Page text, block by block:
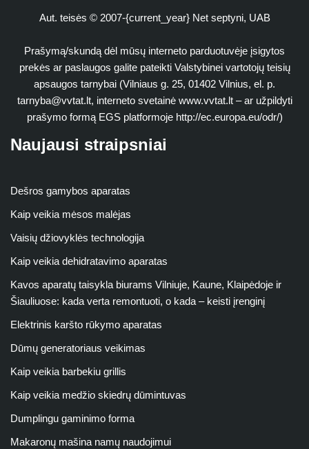
Aut. teisės © 2007-{current_year} Net septyni, UAB
Prašymą/skundą dėl mūsų interneto parduotuvėje įsigytos
prekės ar paslaugos galite pateikti Valstybinei vartotojų teisių
apsaugos tarnybai (Vilniaus g. 25, 01402 Vilnius, el. p.
tarnyba@vvtat.lt, interneto svetainė www.vvtat.lt – ar užpildyti
prašymo formą EGS platformoje http://ec.europa.eu/odr/)
Naujausi straipsniai
Dešros gamybos aparatas
Kaip veikia mėsos malėjas
Vaisių džiovyklės technologija
Kaip veikia dehidratavimo aparatas
Kavos aparatų taisykla biurams Vilniuje, Kaune, Klaipėdoje ir
Šiauliuose: kada verta remontuoti, o kada – keisti įrenginį
Elektrinis karšto rūkymo aparatas
Dūmų generatoriaus veikimas
Kaip veikia barbekiu grillis
Kaip veikia medžio skiedrų dūmintuvas
Dumplingu gaminimo forma
Makaronų mašina namų naudojimui